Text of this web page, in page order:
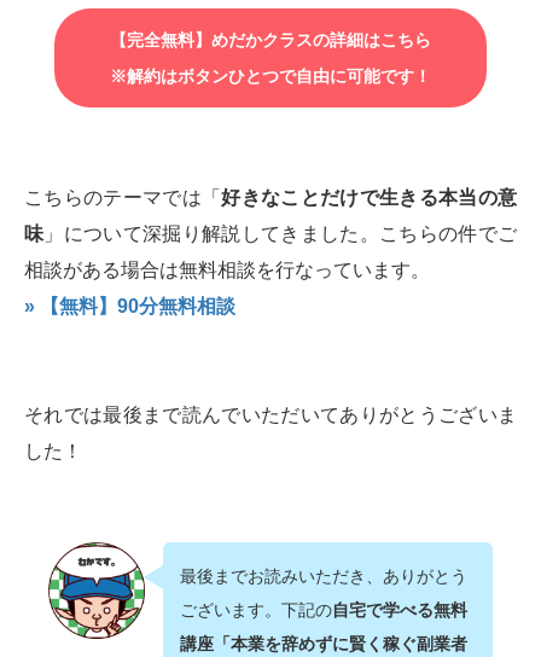
【完全無料】めだかクラスの詳細はこちら
※解約はボタンひとつで自由に可能です！
こちらのテーマでは「好きなことだけで生きる本当の意
味 」について深掘り解説してきました。こちらの件でご
相談がある場合は無料相談を行なっています。
» 【無料】90分無料相談
それでは最後まで読んでいただいてありがとうございま
した！
最後までお読みいただき、ありがとう
ございます。下記の自宅で学べる無料
講座「本業を辞めずに賢く稼ぐ副業者